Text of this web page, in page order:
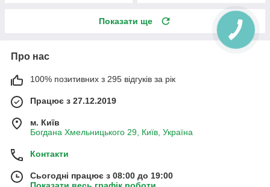
Показати ще
Про нас
100% позитивних з 295 відгуків за рік
Працює з 27.12.2019
м. Київ
Богдана Хмельницького 29, Київ, Україна
Контакти
Сьогодні працює з 08:00 до 19:00